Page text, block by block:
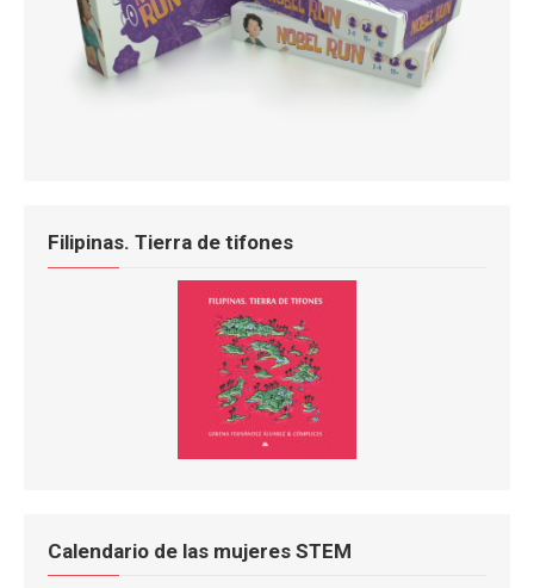
Filipinas. Tierra de tifones
Calendario de las mujeres STEM